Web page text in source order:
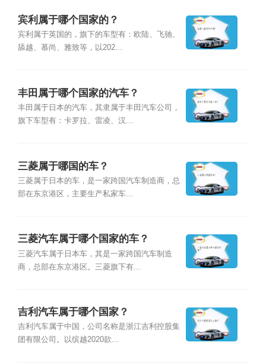
宾利属于哪个国家的？
宾利属于英国的，旗下的车型有：欧陆、飞驰、
舔越、慕尚、雅致等，以202...
丰田属于哪个国家的汽车？
丰田属于日本的汽车，其隶属于丰田汽车公司，
旗下车型有：卡罗拉、雷凌、汉...
三菱属于哪国的车？
三菱属于日本的车，是一家跨国汽车制造商，总
部在东京港区，主要生产私家车...
三菱汽车属于哪个国家的车？
三菱汽车属于日本车，其是一家跨国汽车制造
商，总部在东京港区。三菱旗下有...
吉利汽车属于哪个国家？
吉利汽车属于中国，公司名称是浙江吉利控股集
团有限公司。以缤越2020款...